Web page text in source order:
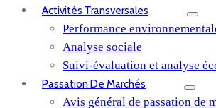
Activités Transversales
Performance
Analyse sociale
Suivi-évaluation et analyse
Passation De Marchés
Avis général de passation de